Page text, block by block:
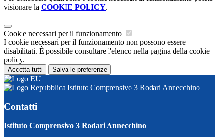
visionare la COOKIE POLICY.
Cookie necessari per il funzionamento
I cookie necessari per il funzionamento non possono essere
disabilitati. È possibile consultare l'elenco nella pagina della cookie
policy.
Accetta tutti Salva le preferenze
Istituto Comprensivo 3 Rodari Annecchino
Contatti
Istituto Comprensivo 3 Rodari Annecchino